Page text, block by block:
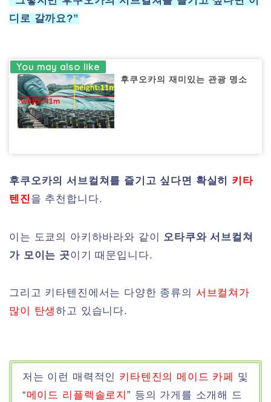
디로 갈까요?”
후쿠오카의 재미있는 관광 명소
후쿠오카의 서브컬쳐를 즐기고 싶다면 확실히 키타
텐진 을 추천합니다.
이는 도쿄의 아키하바라와 같이 오타쿠와 서브컬쳐
가 모이는 곳이기 때문입니다.
그리고 키타텐진에서는 다양한 종류의 서브컬쳐가
많이 탄생하고 있습니다.
저는 이런 매력적인 키타텐진의 메이드 카페
및
“메이드 리플렉솔로지” 등의 가게를 소개해 드